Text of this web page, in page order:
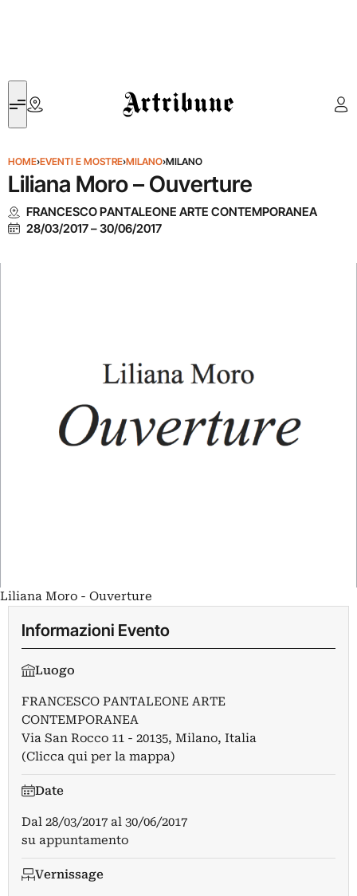
Artribune
HOME›EVENTI E MOSTRE›MILANO›MILANO
Liliana Moro – Ouverture
FRANCESCO PANTALEONE ARTE CONTEMPORANEA
28/03/2017–30/06/2017
Liliana Moro - Ouverture
Informazioni Evento
Luogo
FRANCESCO PANTALEONE ARTE
CONTEMPORANEA
Via San Rocco 11 - 20135, Milano, Italia
(Clicca qui per la mappa)
Date
Dal 28/03/2017 al 30/06/2017
su appuntamento
Vernissage